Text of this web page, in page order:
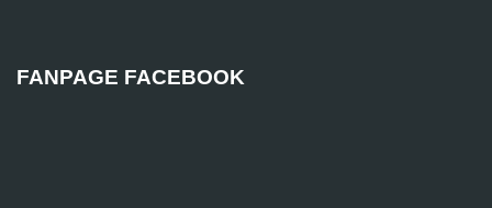
FANPAGE FACEBOOK